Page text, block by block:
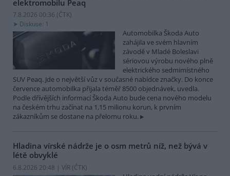
elektromobilu Peaq
7.8.2026 00:36 (ČTK)
Diskuse: 1
Automobilka Škoda Auto
zahájila ve svém hlavním
závodě v Mladé Boleslavi
sériovou výrobu nového plně
elektrického sedmimístného
SUV Peaq. Jde o největší vůz v současné nabídce značky. Do konce
července automobilka přijala téměř 8500 objednávek, uvedla.
Podle dřívějších informací Škoda Auto bude cena nového modelu
na českém trhu začínat na 1,15 milionu korun, k prvním
zákazníkům se dostane na přelomu roku.
Hladina vírské nádrže je o osm metrů níž, než bývá v
létě obvyklé
6.8.2026 20:48 | VÍR (ČTK)